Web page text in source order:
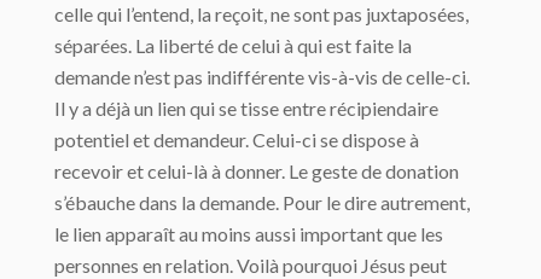
celle qui l’entend, la reçoit, ne sont pas juxtaposées,
séparées. La liberté de celui à qui est faite la
demande n’est pas indifférente vis-à-vis de celle-ci.
Il y a déjà un lien qui se tisse entre récipiendaire
potentiel et demandeur. Celui-ci se dispose à
recevoir et celui-là à donner. Le geste de donation
s’ébauche dans la demande. Pour le dire autrement,
le lien apparaît au moins aussi important que les
personnes en relation. Voilà pourquoi Jésus peut